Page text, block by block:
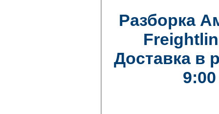
Разборка
Доставка в